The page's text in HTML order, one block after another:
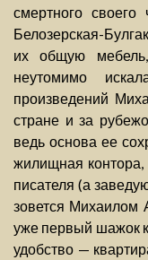
смертного
Белозерская-
их общую
неутомимо
произведений
стране и за
ведь основа ее
жилищная контора,
писателя (а
зовется Михаилом
уже первый шажок
удобство —